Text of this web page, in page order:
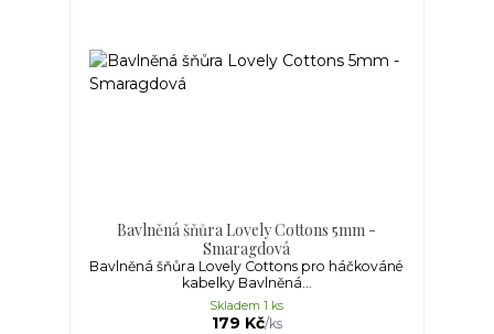
Bavlněná šňůra Lovely Cottons 5mm -
Smaragdová
Bavlněná šňůra Lovely Cottons pro háčkováné
kabelky Bavlněná...
179 Kč/ks
Skladem 1 ks